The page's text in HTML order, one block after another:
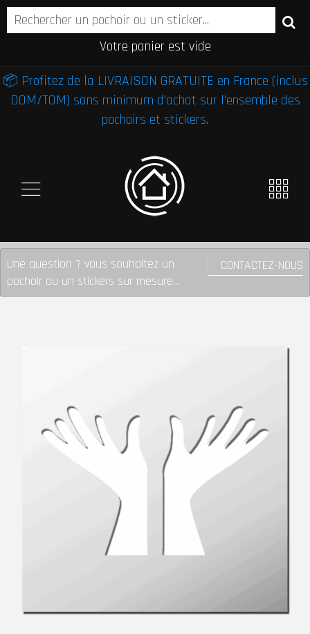
Votre panier est vide
📦 Profitez de la LIVRAISON GRATUITE en France (inclus
DOM/TOM) sans minimum d'achat sur l'ensemble des
pochoirs et stickers.
CONTACTEZ-NOUS
Une question ? vous souhaitez un
pochoir ou un stickers sur mesure...